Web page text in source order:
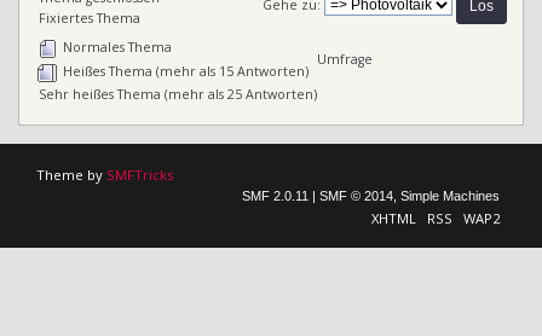
Gehe zu:
Normales Thema
Heißes Thema (mehr als 15 Antworten)
Sehr heißes Thema (mehr als 25 Antworten)
Fixiertes Thema
Umfrage
Theme by SMFTricks
SMF 2.0.11 SMF © 2014 Simple Machines
XHTML RSS WAP2